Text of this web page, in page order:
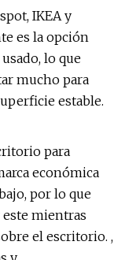
IKEA y
es la opción
lo que
mucho para
estable.
para
económica
por lo que
mientras
el escritorio. ,